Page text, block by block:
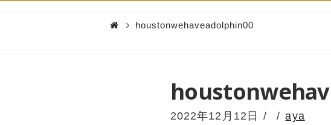
スhoustonwehaveadolphin00
2022年12月12日 aya